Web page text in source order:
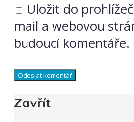
Uložit do
mail a webovou
budoucí komentáře.
Zavřít